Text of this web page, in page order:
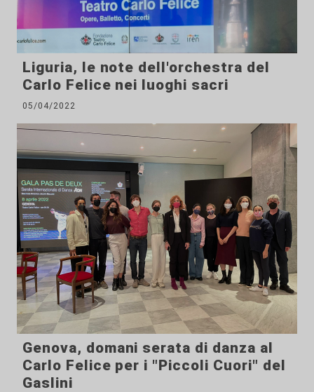
Liguria, le note dell'orchestra del
Carlo Felice nei luoghi sacri
05/04/2022
Genova, domani serata di danza al
Carlo Felice per i "Piccoli Cuori" del
Gaslini